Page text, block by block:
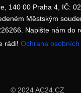
140 00 Praha 4, IČ:
Městským
Napište nám do
rádi! Ochrana osobních
© 2024 AC24.CZ